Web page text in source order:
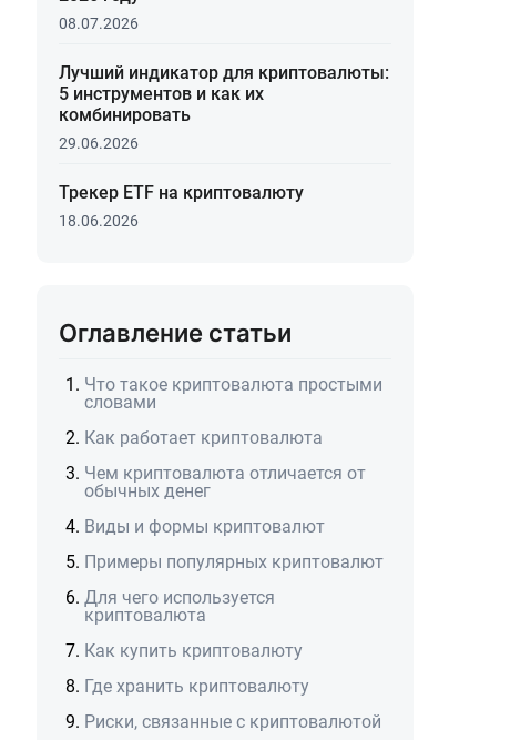
08.07.2026
Лучший индикатор для криптовалюты:
5 инструментов и как их
комбинировать
29.06.2026
Трекер ETF на криптовалюту
18.06.2026
Оглавление статьи
Что такое криптовалюта простыми
словами
Как работает криптовалюта
Чем криптовалюта отличается от
обычных денег
Виды и формы криптовалют
Примеры популярных криптовалют
Для чего используется
криптовалюта
Как купить криптовалюту
Где хранить криптовалюту
Риски, связанные с криптовалютой